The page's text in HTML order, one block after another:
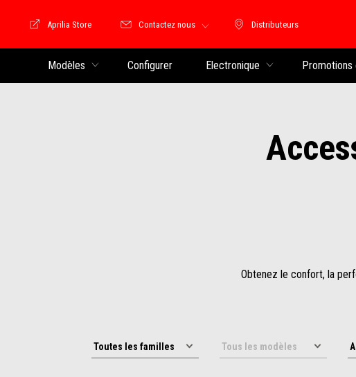
Distributeurs
Distributeurs
Store Motoguzzi
Aprilia Store Contactez nous
Modèles Configurer Electronique Promotions
Obtenez le confort, la